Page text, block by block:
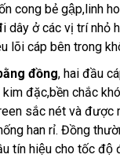
cong bẻ gập,linh
dây ở các vị trí nhỏ
lõi cáp bên trong
đồng, hai đầu
đặc,bền chắc
sắc nét và được
han rỉ. Đồng
tín hiệu cho tốc độ